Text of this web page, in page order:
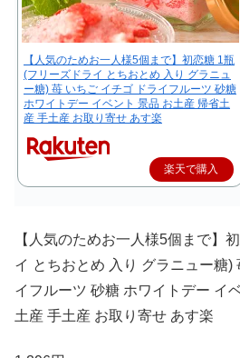
【人気のためお一人様5個まで】初恋糖 1瓶
(フリーズドライ とちおとめ 入り グラニュ
ー糖) 苺 いちご イチゴ ドライフルーツ 砂糖
ホワイトデー イベント 景品 お土産 帰省土
産 手土産 お取り寄せ あす楽
楽天で購入
【人気のためお一人様5個まで】
イ とちおとめ 入り グラニュー糖)
イフルーツ 砂糖 ホワイトデー イ
土産 手土産 お取り寄せ あす楽